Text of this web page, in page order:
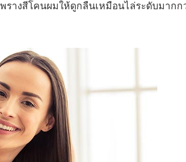
รางสีโคนผมให้ดูกลืนเหมือนไล่ระดับมาก